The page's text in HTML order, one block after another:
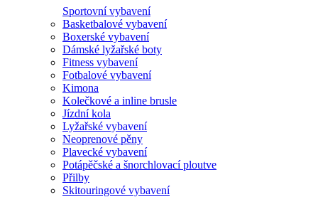
Sportovní vybavení
Basketbalové vybavení
Boxerské vybavení
Dámské lyžařské boty
Fitness vybavení
Fotbalové vybavení
Kimona
Kolečkové a inline brusle
Jízdní kola
Lyžařské vybavení
Neoprenové pěny
Plavecké vybavení
Potápěčské a šnorchlovací ploutve
Přilby
Skitouringové vybavení